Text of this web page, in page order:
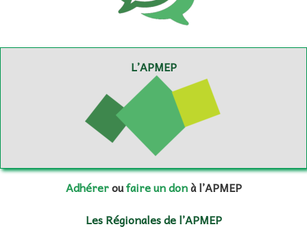
L’APMEP
Adhéreroufaire un donà l’APMEP
Les Régionales de l’APMEP